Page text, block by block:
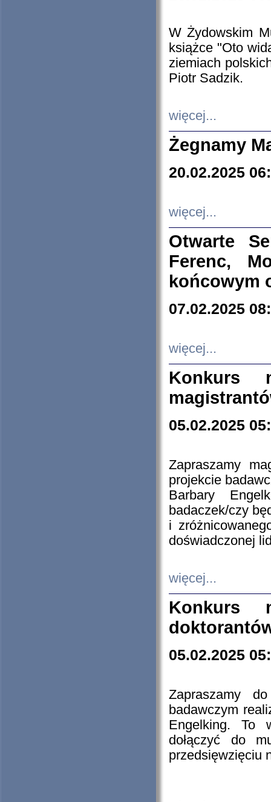
W Żydowskim
książce "Oto
ziemiach
Piotr Sadzik.
więcej...
Żegnamy
20.02.2025
więcej...
Otwarte
Ferenc,
końcowym
07.02.2025
więcej...
Konkurs
05.02.2025
Zapraszamy
projekcie
Barbary
badaczek/czy
i
doświadczonej
więcej...
Konkurs
05.02.2025
Zapraszamy
badawczym
Engelking. To
dołączyć do
przedsięwzięciu